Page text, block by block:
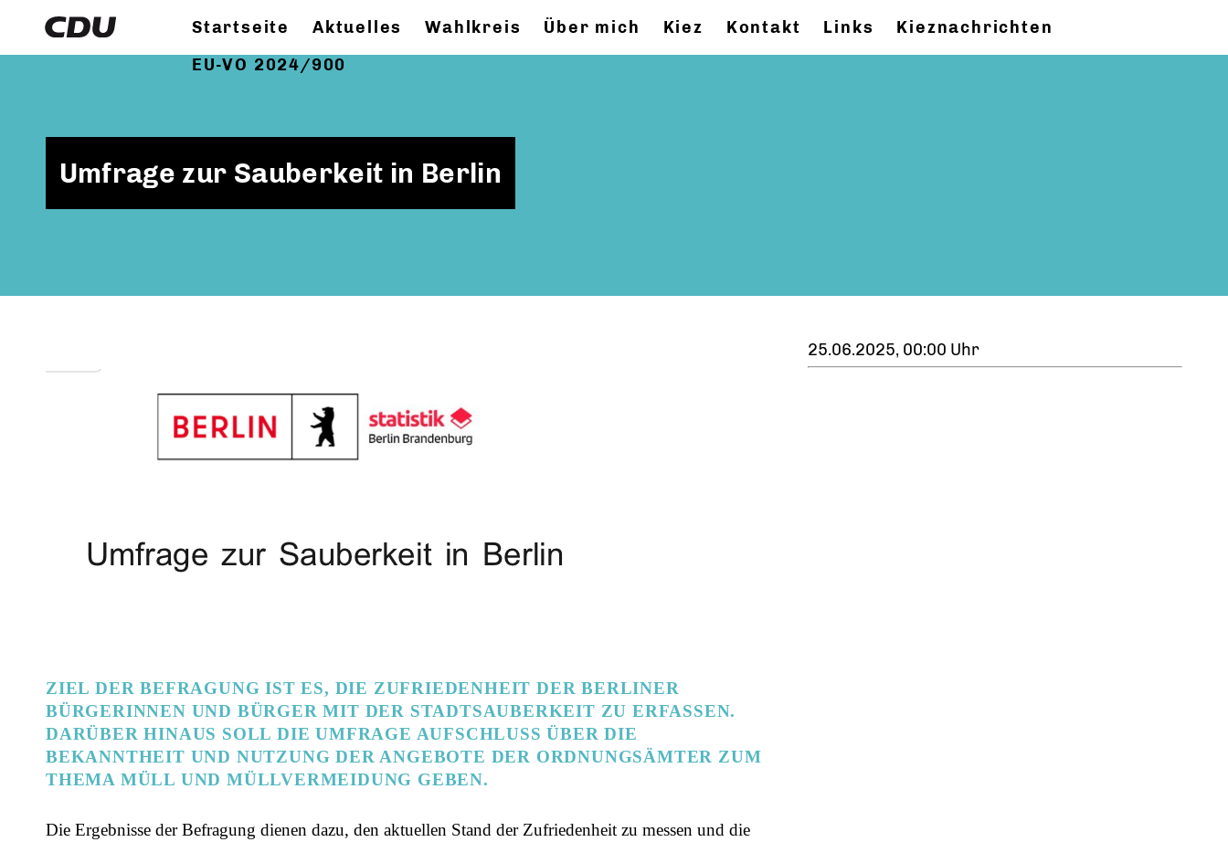
Startseite Aktuelles Wahlkreis Über mich Kiez Kontakt Links
Kieznachrichten
EU-VO 2024/900
Umfrage zur Sauberkeit in Berlin
ZIEL DER BEFRAGUNG IST ES, DIE ZUFRIEDENHEIT DER BERLINER
BÜRGERINNEN UND BÜRGER MIT DER STADTSAUBERKEIT ZU ERFASSEN.
DARÜBER HINAUS SOLL DIE UMFRAGE AUFSCHLUSS ÜBER DIE
BEKANNTHEIT UND NUTZUNG DER ANGEBOTE DER ORDNUNGSÄMTER ZUM
THEMA MÜLL UND MÜLLVERMEIDUNG GEBEN.
Die Ergebnisse der Befragung dienen dazu, den aktuellen Stand der Zufriedenheit zu messen und die
25.06.2025, 00:00 Uhr